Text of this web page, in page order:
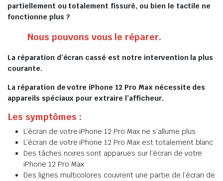
partiellement ou totalement fissuré, ou bien le tactile ne
fonctionne plus ?
Nous pouvons vous le réparer.
La réparation d’écran cassé est notre intervention la plus
courante.
La réparation de votre iPhone 12 Pro Max nécessite des
appareils spéciaux pour extraire l’afficheur.
Les symptômes :
L’écran de votre iPhone 12 Pro Max ne s’allume plus
L’écran de votre iPhone 12 Pro Max est totalement blanc
Des tâches noires sont apparues sur l’écran de votre
iPhone 12 Pro Max
Des lignes multicolores couvrent une partie de l’écran de